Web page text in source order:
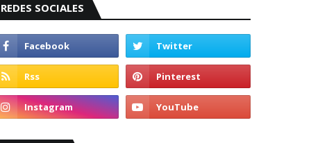
REDES SOCIALES